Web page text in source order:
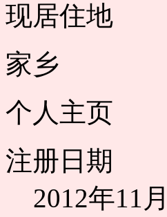
现居住地
家乡
个人主页
注册日期
2012年11